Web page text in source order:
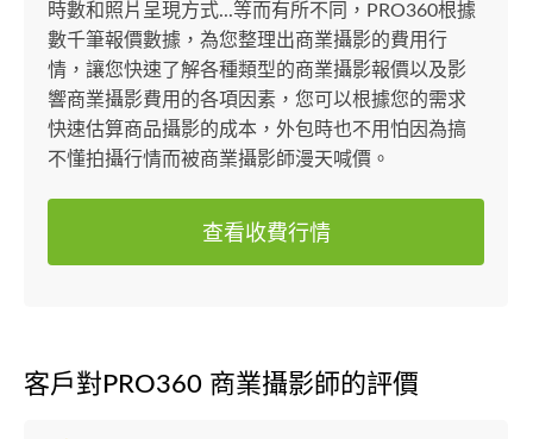
時數和照片呈現方式...等而有所不同，PRO360根據
數千筆報價數據，為您整理出商業攝影的費用行
情，讓您快速了解各種類型的商業攝影報價以及影
響商業攝影費用的各項因素，您可以根據您的需求
快速估算商品攝影的成本，外包時也不用怕因為搞
不懂拍攝行情而被商業攝影師漫天喊價。
查看收費行情
客戶對PRO360 商業攝影師的評價